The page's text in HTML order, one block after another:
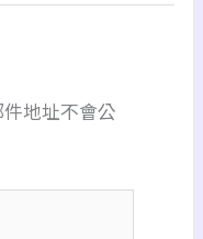
地址不會公